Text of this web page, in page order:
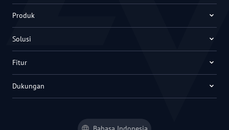
Produk
Solusi
Fitur
Dukungan